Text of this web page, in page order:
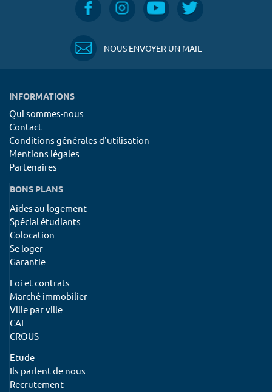
NOUS ENVOYER UN MAIL
INFORMATIONS
Qui sommes-nous
Contact
Conditions générales d'utilisation
Mentions légales
Partenaires
BONS PLANS
Aides au logement
Spécial étudiants
Colocation
Se loger
Garantie
Loi et contrats
Marché immobilier
Ville par ville
CAF
CROUS
Etude
Ils parlent de nous
Recrutement